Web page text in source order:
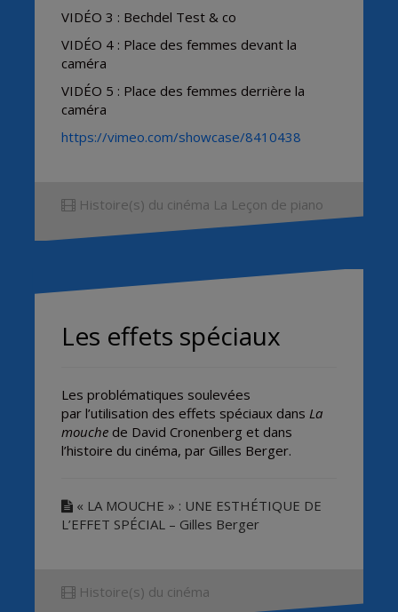
VIDÉO 3 : Bechdel Test & co
VIDÉO 4 : Place des femmes devant la
caméra
VIDÉO 5 : Place des femmes derrière la
caméra
https://vimeo.com/showcase/8410438
Histoire(s) du cinéma La Leçon de piano
Les effets spéciaux
Les problématiques soulevées
par l’utilisation des effets spéciaux dans La
mouche de David Cronenberg et dans
l’histoire du cinéma, par Gilles Berger.
« LA MOUCHE » : UNE ESTHÉTIQUE DE
L’EFFET SPÉCIAL – Gilles Berger
Histoire(s) du cinéma